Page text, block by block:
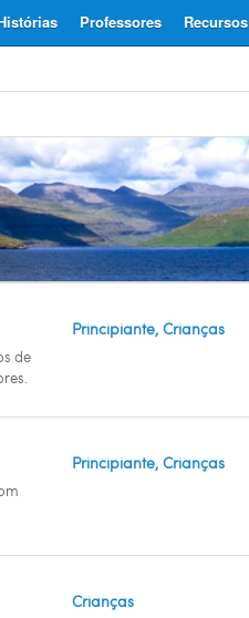
Recursos
Professores
de
Principiante, Crianças
Principiante, Crianças
Crianças